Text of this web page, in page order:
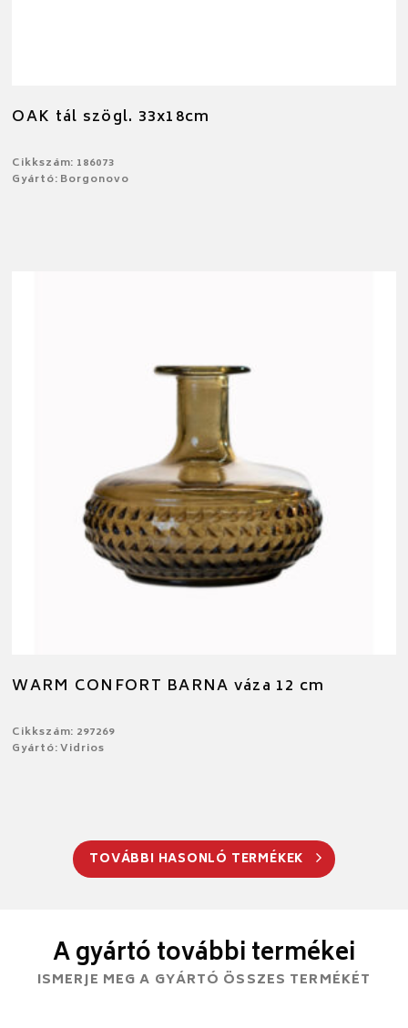
OAK tál szögl. 33x18cm
Cikkszám: 186073
Gyártó: Borgonovo
WARM CONFORT BARNA váza 12 cm
Cikkszám: 297269
Gyártó: Vidrios
TOVÁBBI HASONLÓ TERMÉKEK
A gyártó további termékei
ISMERJE MEG A GYÁRTÓ ÖSSZES TERMÉKÉT